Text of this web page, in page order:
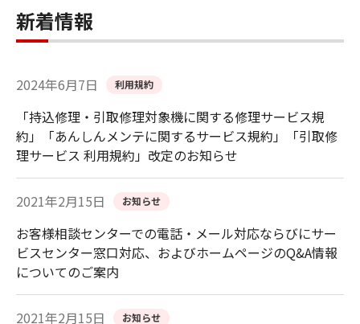
新着情報
2024年6月7日 利用規約
「持込修理・引取修理対象機に関する修理サービス規
約」「あんしんメンテに関するサービス規約」「引取修
理サービス 利用規約」改定のお知らせ
2021年2月15日 お知らせ
お客様相談センターでの電話・メール対応ならびにサー
ビスセンター窓口対応、およびホームページのQ&A情報
についてのご案内
2021年2月15日 お知らせ